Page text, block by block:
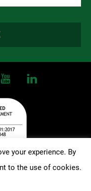
| Terms and Conditions|
by
your experience. By
to the use of cookies.